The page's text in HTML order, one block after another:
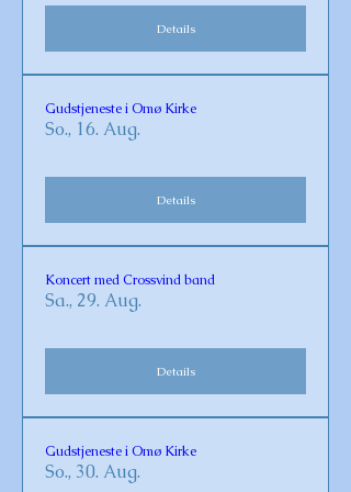
Details
Gudstjeneste i Omø Kirke
So., 16. Aug.
Details
Koncert med Crossvind band
Sa., 29. Aug.
Details
Gudstjeneste i Omø Kirke
So., 30. Aug.